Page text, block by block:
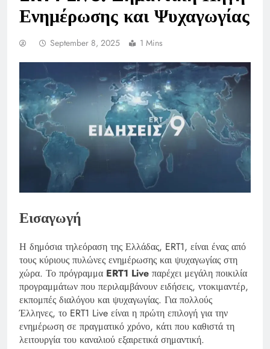
Ενημέρωσης και Ψυχαγωγίας
September 8, 2025 1 Mins
Εισαγωγή
Η δημόσια τηλεόραση της Ελλάδας, ERT1, είναι ένας από
τους κύριους πυλώνες ενημέρωσης και ψυχαγωγίας στη
χώρα. Το πρόγραμμα ERT1 Live παρέχει μεγάλη ποικιλία
προγραμμάτων που περιλαμβάνουν ειδήσεις, ντοκιμαντέρ,
εκπομπές διαλόγου και ψυχαγωγίας. Για πολλούς
Έλληνες, το ERT1 Live είναι η πρώτη επιλογή για την
ενημέρωση σε πραγματικό χρόνο, κάτι που καθιστά τη
λειτουργία του καναλιού εξαιρετικά σημαντική.